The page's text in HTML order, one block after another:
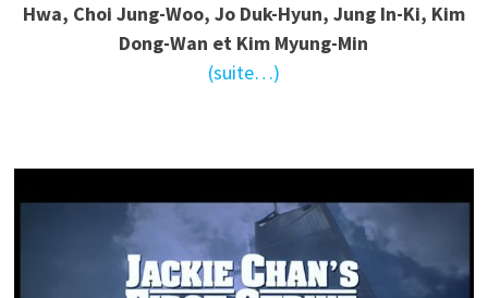
Hwa, Choi Jung-Woo, Jo Duk-Hyun, Jung In-Ki, Kim
Dong-Wan et Kim Myung-Min
(suite…)